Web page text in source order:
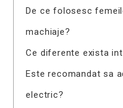
De ce folosesc
machiaje?
Ce diferente exista
Este recomandat sa
electric?